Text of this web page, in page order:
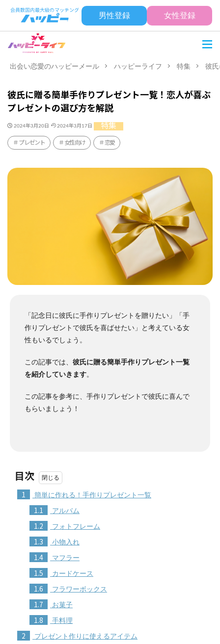
男性登録 女性登録
出会い恋愛のハッピーメール ハッピーライフ 特集 彼
彼氏に贈る簡単手作りプレゼント一覧！恋人が喜ぶ
プレゼントの選び方を解説
2024年3月20日 2024年3月17日 特集
プレゼント 女性向け 恋愛
「記念日に彼氏に手作りプレゼントを贈りたい」「手
作りプレゼントで彼氏を喜ばせたい」と考えている女
性もいるでしょう。
この記事では、 彼氏に贈る簡単手作りプレゼント一覧
を紹介していきます。
この記事を参考に、手作りプレゼントで彼氏に喜んで
もらいましょう！
目次
1 簡単に作れる！手作りプレゼント一覧
1.1 アルバム
1.2 フォトフレーム
1.3 小物入れ
1.4 マフラー
1.5 カードケース
1.6 フラワーボックス
1.7 お菓子
1.8 手料理
2 プレゼント作りに使えるアイテム